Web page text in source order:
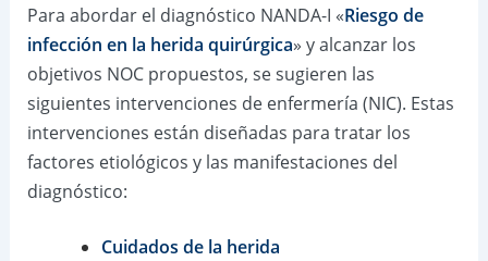
Para abordar el diagnóstico NANDA-I «Riesgo de
infección en la herida quirúrgica» y alcanzar los
objetivos NOC propuestos, se sugieren las
siguientes intervenciones de enfermería (NIC). Estas
intervenciones están diseñadas para tratar los
factores etiológicos y las manifestaciones del
diagnóstico:
Cuidados de la herida